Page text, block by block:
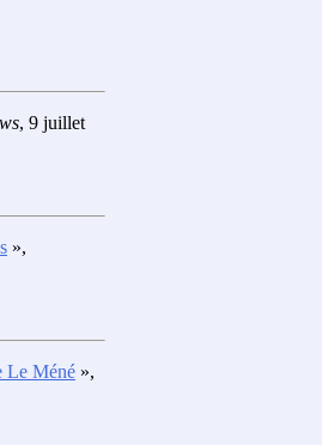
, 9 juillet
»,
Le Méné »,